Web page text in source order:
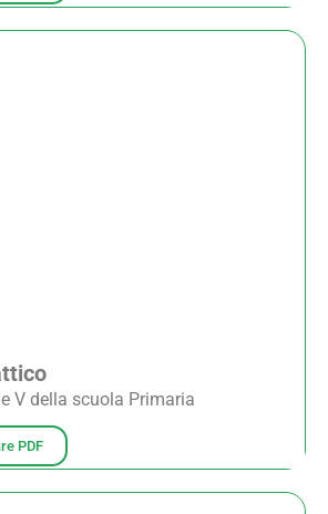
V della scuola Primaria
PDF